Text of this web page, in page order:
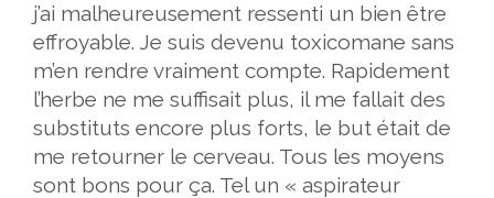
j’ai malheureusement ressenti un bien être
effroyable. Je suis devenu toxicomane sans
m’en rendre vraiment compte. Rapidement
l’herbe ne me suffisait plus, il me fallait des
substituts encore plus forts, le but était de
me retourner le cerveau. Tous les moyens
sont bons pour ça. Tel un « aspirateur